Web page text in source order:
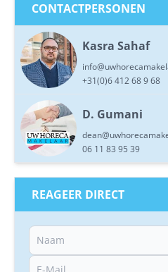
CONTACTPERSONEN
Kasra Sahaf
+31(0)6 412 68 9 68
D. Gumani
06 11 83 95 39
REAGEER DIRECT